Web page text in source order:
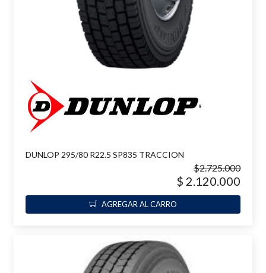
DUNLOP 295/80 R22.5 SP835 TRACCION
$2.725.000
$ 2.120.000
AGREGAR AL CARRO